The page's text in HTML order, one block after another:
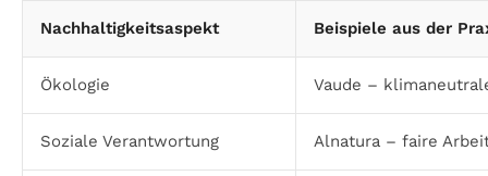
Nachhaltigkeitsaspekt Beispiele aus der
Ökologie Vaude –
Soziale Verantwortung Alnatura – faire